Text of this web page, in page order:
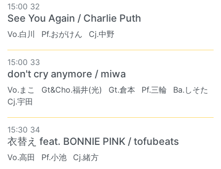
15:00 32
See You Again / Charlie Puth
Vo.白川 Pf.おがけん Cj.中野
15:00 33
don't cry anymore / miwa
Vo.まこ Gt&Cho.福井(光) Gt.倉本 Pf.三輪
Ba.しそた
Cj.宇田
15:30 34
衣替え feat. BONNIE PINK / tofubeats
Vo.高田 Pf.小池 Cj.緒方